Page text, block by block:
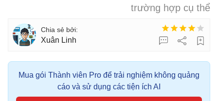
trường hợp cụ thể
Xuân Linh
Mua gói Thành viên Pro để trải nghiệm không quảng
cáo và sử dụng các tiện ích AI